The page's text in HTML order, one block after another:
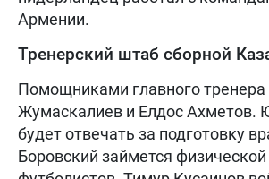
Армении.
Тренерский штаб сборной
Помощниками главного тренера
Жумаскалиев и Елдос Ахметов.
будет отвечать за подготовку
Боровский займется